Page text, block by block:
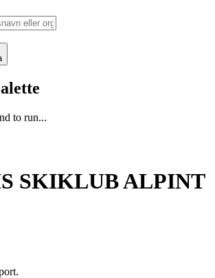
to run...
SKIKLUB ALPINT